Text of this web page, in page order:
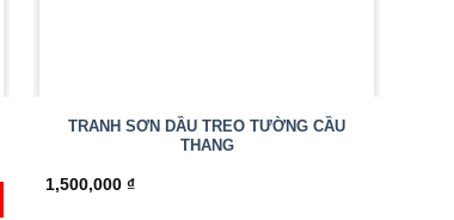
TRANH SƠN DẦU TREO TƯỜNG CẦU
THANG
1,500,000 ₫